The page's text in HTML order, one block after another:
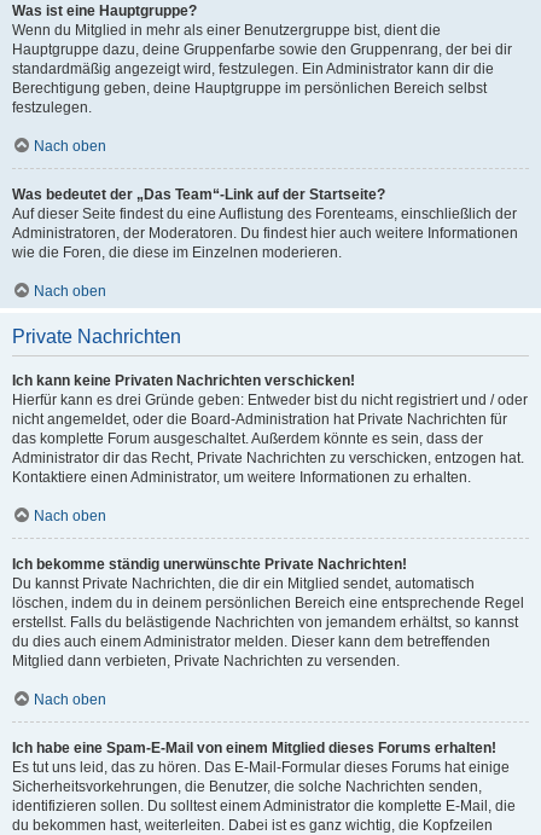
Was ist eine Hauptgruppe?
Wenn du Mitglied in mehr als einer Benutzergruppe bist, dient die
Hauptgruppe dazu, deine Gruppenfarbe sowie den Gruppenrang, der bei dir
standardmäßig angezeigt wird, festzulegen. Ein Administrator kann dir die
Berechtigung geben, deine Hauptgruppe im persönlichen Bereich selbst
festzulegen.
Nach oben
Was bedeutet der „Das Team“-Link auf der Startseite?
Auf dieser Seite findest du eine Auflistung des Forenteams, einschließlich der
Administratoren, der Moderatoren. Du findest hier auch weitere Informationen
wie die Foren, die diese im Einzelnen moderieren.
Nach oben
Private Nachrichten
Ich kann keine Privaten Nachrichten verschicken!
Hierfür kann es drei Gründe geben: Entweder bist du nicht registriert und / oder
nicht angemeldet, oder die Board-Administration hat Private Nachrichten für
das komplette Forum ausgeschaltet. Außerdem könnte es sein, dass der
Administrator dir das Recht, Private Nachrichten zu verschicken, entzogen hat.
Kontaktiere einen Administrator, um weitere Informationen zu erhalten.
Nach oben
Ich bekomme ständig unerwünschte Private Nachrichten!
Du kannst Private Nachrichten, die dir ein Mitglied sendet, automatisch
löschen, indem du in deinem persönlichen Bereich eine entsprechende Regel
erstellst. Falls du belästigende Nachrichten von jemandem erhältst, so kannst
du dies auch einem Administrator melden. Dieser kann dem betreffenden
Mitglied dann verbieten, Private Nachrichten zu versenden.
Nach oben
Ich habe eine Spam-E-Mail von einem Mitglied dieses Forums erhalten!
Es tut uns leid, das zu hören. Das E-Mail-Formular dieses Forums hat einige
Sicherheitsvorkehrungen, die Benutzer, die solche Nachrichten senden,
identifizieren sollen. Du solltest einem Administrator die komplette E-Mail, die
du bekommen hast, weiterleiten. Dabei ist es ganz wichtig, die Kopfzeilen